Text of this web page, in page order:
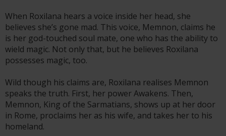
When Roxilana hears a voice inside her head, she
believes she’s gone mad. This voice, Memnon, claims he
is her god-touched soul mate, one who has the ability to
wield magic. Not only that, but he believes Roxilana
possesses magic, too.
Wild though his claims are, Roxilana realises Memnon
speaks the truth. First, her power Awakens. Then,
Memnon, King of the Sarmatians, shows up at her door
in Rome, proclaims her as his wife, and takes her to his
homeland.